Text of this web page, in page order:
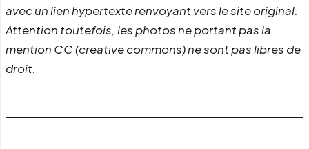
avec un lien hypertexte renvoyant vers le site original.
Attention toutefois, les photos ne portant pas la
mention CC (creative commons) ne sont pas libres de
droit.